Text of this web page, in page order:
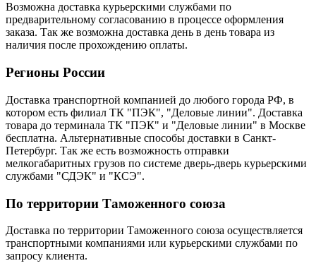
Возможна доставка курьерскими службами по
предварительному согласованию в процессе оформления
заказа. Так же возможна доставка день в день товара из
наличия после прохождению оплаты.
Регионы России
Доставка транспортной компанией до любого города РФ, в
котором есть филиал ТК "ПЭК", "Деловые линии". Доставка
товара до терминала ТК "ПЭК" и "Деловые линии" в Москве
бесплатна. Альтернативные способы доставки в Санкт-
Петербург. Так же есть возможность отправки
мелкогабаритных грузов по системе дверь-дверь курьерскими
службами "СДЭК" и "КСЭ".
По территории Таможенного союза
Доставка по территории Таможенного союза осуществляется
транспортными компаниями или курьерскими службами по
запросу клиента.